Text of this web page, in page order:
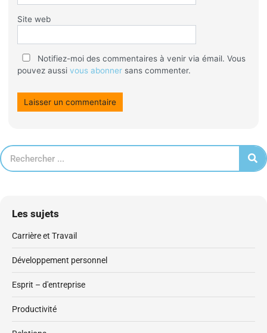
Site web
Notifiez-moi des commentaires à venir via émail. Vous
pouvez aussi vous abonnersans commenter.
Les sujets
Carrière et Travail
Développement personnel
Esprit – d'entreprise
Productivité